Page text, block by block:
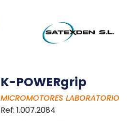
K-POWERgrip
MICROMOTORES LABORATORIO
Ref:1.007.2084